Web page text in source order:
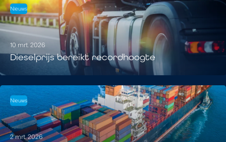
Nieuws
10 mrt. 2026
Dieselprijs bereikt recordhoogte
Nieuws
2 mrt. 2026